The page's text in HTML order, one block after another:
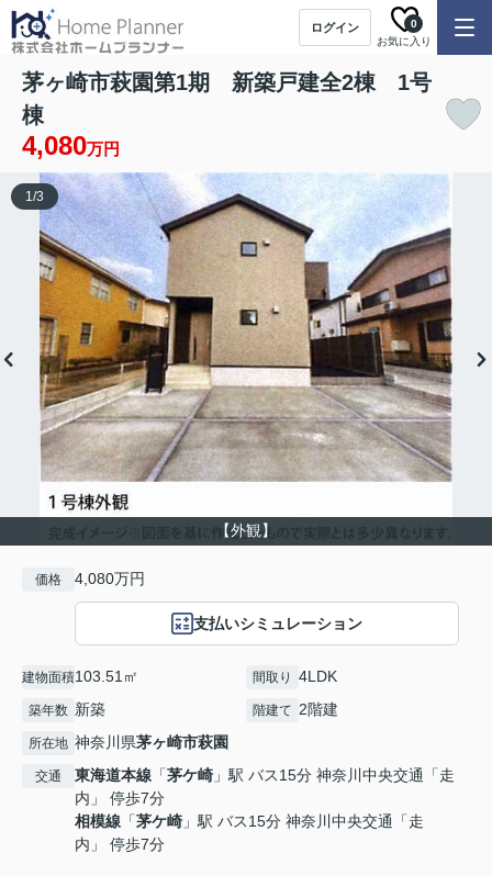
ログイン
お気に入り
0
茅ヶ崎市萩園第1期 新築戸建全2棟 1号
棟
4,080万円
【外観】
1/3
価格 4,080万円
支払いシミュレーション
建物面積103.51㎡ 間取り 4LDK
築年数 新築 階建て 2階建
所在地 神奈川県茅ヶ崎市萩園
交通 東海道本線 「茅ケ崎 」駅 バス15分 神奈川中央交通「走
内」 停歩7分
相模線 「茅ケ崎 」駅 バス15分 神奈川中央交通「走
内」 停歩7分